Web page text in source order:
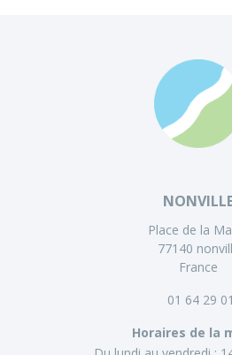
Place de la
77140
France
01 64 29
Horaires de la